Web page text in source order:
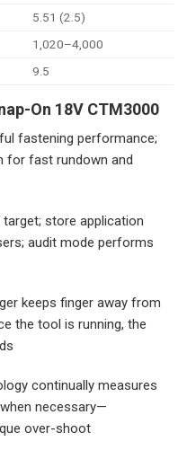
5.51 (2.5)
1,020–4,000
9.5
On 18V CTM3000
fastening performance;
for fast rundown and
target; store application
audit mode performs
keeps finger away from
the tool is running, the
continually measures
necessary—
over-shoot